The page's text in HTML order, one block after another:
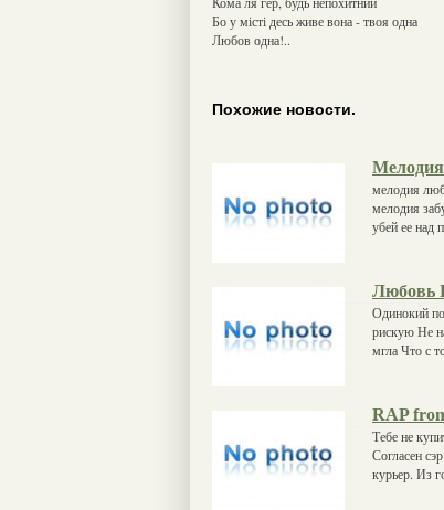
Бо у місті десь живе вона - твоя одна
Любов одна!..
Похожие новости.
Мелодия
мелодия
мелодия
убей ее над
Любовь
Одинокий
рискую Не
мгла Что с
RAP
Тебе не
Согласен
курьер. Из